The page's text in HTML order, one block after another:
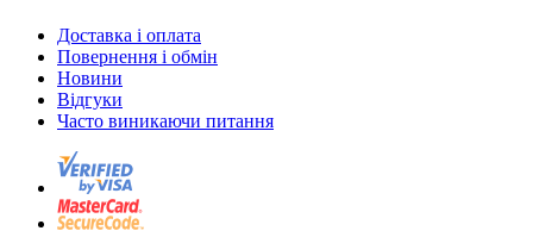
Доставка і оплата
Повернення і обмін
Новини
Відгуки
Часто виникаючи питання